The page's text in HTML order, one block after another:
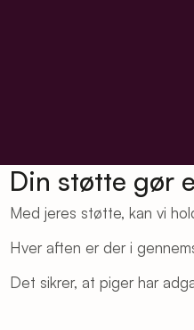
Din støtte gør
Med jeres støtte, kan vi
Hver aften er der i
Det sikrer, at piger har